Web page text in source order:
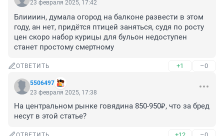
23 февраля 2025, 17:42
Блиииин, думала огород на балконе развести в этом
году, ан нет, придётся птицей заняться, судя по росту
цен скоро набор курицы для бульон недоступен
станет простому смертному
ОТВЕТИТЬ +1 –0
5506497
23 февраля 2025, 17:38
На центральном рынке говядина 850-950₽, что за бред
несут в этой статье?